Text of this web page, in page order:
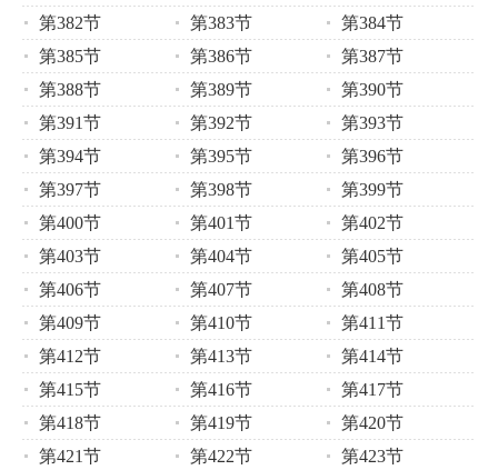
第382节
第383节
第384节
第385节
第386节
第387节
第388节
第389节
第390节
第391节
第392节
第393节
第394节
第395节
第396节
第397节
第398节
第399节
第400节
第401节
第402节
第403节
第404节
第405节
第406节
第407节
第408节
第409节
第410节
第411节
第412节
第413节
第414节
第415节
第416节
第417节
第418节
第419节
第420节
第421节
第422节 第423节